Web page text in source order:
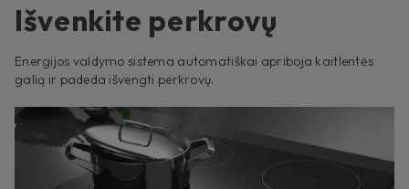
Išvenkite perkrovų
Energijos valdymo sistema automatiškai apriboja kaitlentės
galią ir padeda išvengti perkrovų.